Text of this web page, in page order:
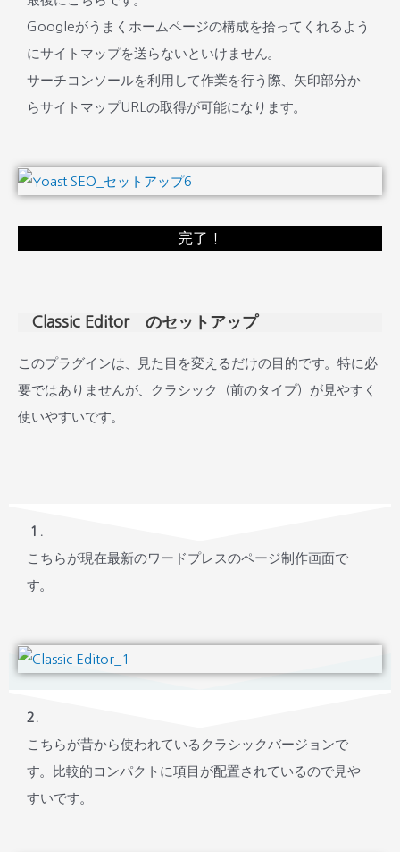
Googleがうまくホームページの構成を拾ってくれるよう
にサイトマップを送らないといけません。
サーチコンソールを利用して作業を行う際、矢印部分か
らサイトマップURLの取得が可能になります。
完了！
Classic Editor のセットアップ
このプラグインは、見た目を変えるだけの目的です。特に必
要ではありませんが、クラシック（前のタイプ）が見やすく
使いやすいです。
１.
こちらが現在最新のワードプレスのページ制作画面で
す。
2.
こちらが昔から使われているクラシックバージョンで
す。比較的コンパクトに項目が配置されているので見や
すいです。